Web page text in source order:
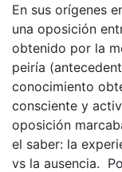
En sus orígenes
una oposición
obtenido por la
peiría
conocimiento
consciente y
oposición
el saber: la
vs la ausencia.